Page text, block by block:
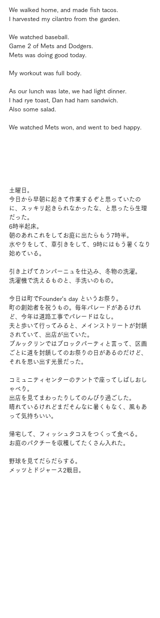
We walked home, and made fish tacos.
I harvested my cilantro from the garden.
We watched baseball.
Game 2 of Mets and Dodgers.
Mets was doing good today.
My workout was full body.
As our lunch was late, we had light dinner.
I had rye toast, Dan had ham sandwich.
Also some salad.
We watched Mets won, and went to bed happy.
土曜日。
今日から早朝に起きて作業するぞと思っていたの
に、スッキリ起きられなかったな、と思ったら生理
だった。
6時半起床。
朝のあれこれをしてお庭に出たらもう7時半。
水やりをして、草引きをして、9時にはもう暑くなり
始めている。
引き上げてカンパーニュを仕込み、冬物の洗濯。
洗濯機で洗えるものと、手洗いのもの。
今日は町でFounder’s day というお祭り。
町の創始者を祝うもの。毎年パレードがあるけれ
ど、今年は道路工事でパレードはなし。
夫と歩いて行ってみると、メインストリートが封鎖
されていて、出店が出ていた。
ブルックリンではブロックパーティと言って、区画
ごとに道を封鎖してのお祭りの日があるのだけど、
それを思い出す光景だった。
コミュニティセンターのテントで座ってしばしおし
ゃべり。
出店を見てまわったりしてのんびり過ごした。
晴れているけれどまだそんなに暑くもなく、風もあ
って気持ちいい。
帰宅して、フィッシュタコスをつくって食べる。
お庭のパクチーを収穫してたくさん入れた。
野球を見てだらだらする。
メッツとドジャース2戦目。